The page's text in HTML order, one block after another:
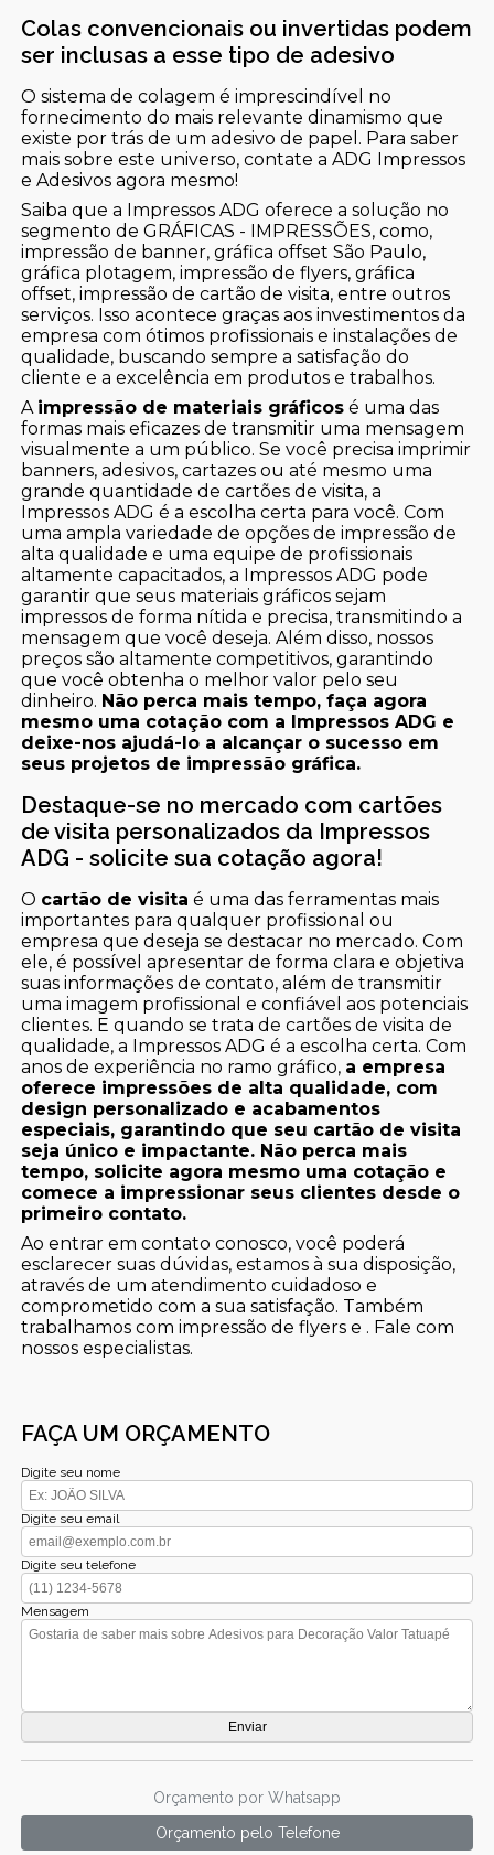
Colas convencionais ou invertidas podem
ser inclusas a esse tipo de adesivo
O sistema de colagem é imprescindível no
fornecimento do mais relevante dinamismo que
existe por trás de um adesivo de papel. Para saber
mais sobre este universo, contate a ADG Impressos
e Adesivos agora mesmo!
Saiba que a Impressos ADG oferece a solução no
segmento de GRÁFICAS - IMPRESSÕES, como,
impressão de banner, gráfica offset São Paulo,
gráfica plotagem, impressão de flyers, gráfica
offset, impressão de cartão de visita, entre outros
serviços. Isso acontece graças aos investimentos da
empresa com ótimos profissionais e instalações de
qualidade, buscando sempre a satisfação do
cliente e a excelência em produtos e trabalhos.
A impressão de materiais gráficos é uma das
formas mais eficazes de transmitir uma mensagem
visualmente a um público. Se você precisa imprimir
banners, adesivos, cartazes ou até mesmo uma
grande quantidade de cartões de visita, a
Impressos ADG é a escolha certa para você. Com
uma ampla variedade de opções de impressão de
alta qualidade e uma equipe de profissionais
altamente capacitados, a Impressos ADG pode
garantir que seus materiais gráficos sejam
impressos de forma nítida e precisa, transmitindo a
mensagem que você deseja. Além disso, nossos
preços são altamente competitivos, garantindo
que você obtenha o melhor valor pelo seu
dinheiro. Não perca mais tempo, faça agora
mesmo uma cotação com a Impressos ADG e
deixe-nos ajudá-lo a alcançar o sucesso em
seus projetos de impressão gráfica.
Destaque-se no mercado com cartões
de visita personalizados da Impressos
ADG - solicite sua cotação agora!
O cartão de visita é uma das ferramentas mais
importantes para qualquer profissional ou
empresa que deseja se destacar no mercado. Com
ele, é possível apresentar de forma clara e objetiva
suas informações de contato, além de transmitir
uma imagem profissional e confiável aos potenciais
clientes. E quando se trata de cartões de visita de
qualidade, a Impressos ADG é a escolha certa. Com
anos de experiência no ramo gráfico, a empresa
oferece impressões de alta qualidade, com
design personalizado e acabamentos
especiais, garantindo que seu cartão de visita
seja único e impactante. Não perca mais
tempo, solicite agora mesmo uma cotação e
comece a impressionar seus clientes desde o
primeiro contato.
Ao entrar em contato conosco, você poderá
esclarecer suas dúvidas, estamos à sua disposição,
através de um atendimento cuidadoso e
comprometido com a sua satisfação. Também
trabalhamos com impressão de flyers e . Fale com
nossos especialistas.
FAÇA UM ORÇAMENTO
Digite seu nome
Digite seu email
Digite seu telefone
Mensagem
Orçamento por Whatsapp
Orçamento pelo Telefone